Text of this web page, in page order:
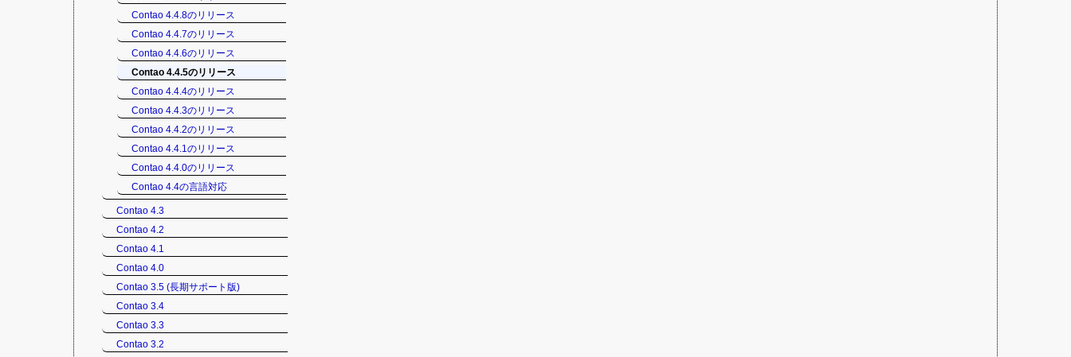
Contao 4.4.8のリリース
Contao 4.4.7のリリース
Contao 4.4.6のリリース
Contao 4.4.5のリリース
Contao 4.4.4のリリース
Contao 4.4.3のリリース
Contao 4.4.2のリリース
Contao 4.4.1のリリース
Contao 4.4.0のリリース
Contao 4.4の言語対応
Contao 4.3
Contao 4.2
Contao 4.1
Contao 4.0
Contao 3.5 (長期サポート版)
Contao 3.4
Contao 3.3
Contao 3.2